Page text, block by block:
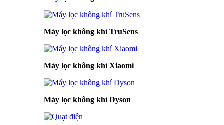
Máy lọc không khí TruSens
Máy lọc không khí Xiaomi
Máy lọc không khí Dyson